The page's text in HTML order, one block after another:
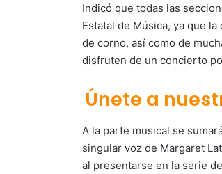
Indicó que todas las
Estatal de Música, ya que
de corno, así como de
disfruten de un concierto
Únete a
A la parte musical se
singular voz de Margaret
al presentarse en la serie